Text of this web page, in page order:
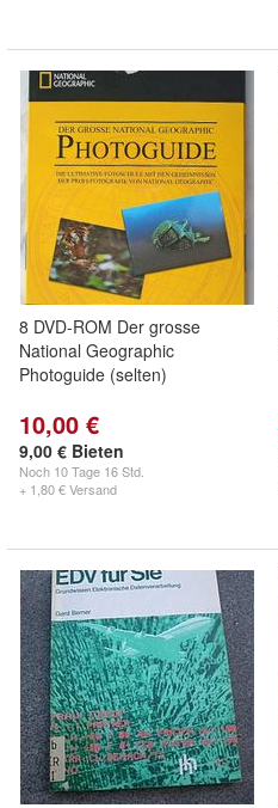
8 DVD-ROM Der grosse
National Geographic
Photoguide (selten)
10,00 €
9,00 € Bieten
Noch 10 Tage 16 Std.
+ 1,80 € Versand